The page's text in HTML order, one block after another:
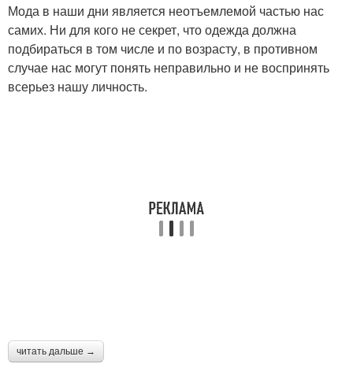
Мода в наши дни является неотъемлемой частью нас
самих. Ни для кого не секрет, что одежда должна
подбираться в том числе и по возрасту, в противном
случае нас могут понять неправильно и не воспринять
всерьез нашу личность.
читать дальше →